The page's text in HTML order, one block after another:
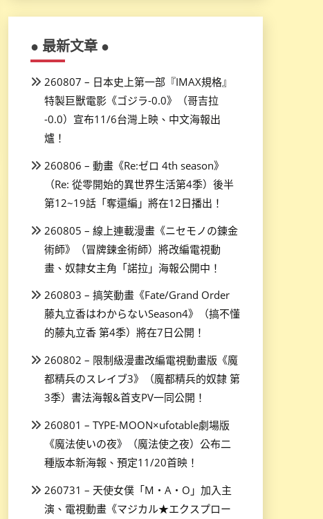
● 最新文章 ●
260807 – 日本史上第一部『IMAX規格』
特製巨獸電影《ゴジラ-0.0》（哥吉拉
-0.0）宣布11/6台灣上映、中文海報出
爐！
260806 – 動畫《Re:ゼロ 4th season》
（Re: 從零開始的異世界生活第4季）後半
第12~19話「奪還編」將在12日播出！
260805 – 線上連載漫畫《ニセモノの錬金
術師》（冒牌鍊金術師）將改編電視動
畫、奴隸女主角「諾拉」海報公開中！
260803 – 搞笑動畫《Fate/Grand Order
藤丸立香はわからないSeason4》（搞不懂
的藤丸立香 第4季）將在7日公開！
260802 – 限制級漫畫改編電視動畫版《魔
都精兵のスレイブ3》（魔都精兵的奴隸 第
3季）書法海報&首支PV一同公開！
260801 – TYPE-MOON×ufotable劇場版
《魔法使いの夜》（魔法使之夜）公布二
種版本新海報、預定11/20首映！
260731 – 天使女僕「M・A・O」加入主
演、電視動畫《マジカル★エクスプロー